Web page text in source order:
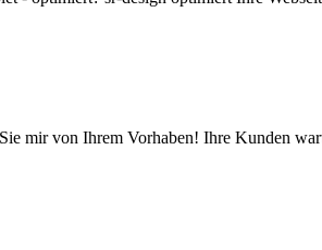
mir von Ihrem Vorhaben! Ihre Kunden